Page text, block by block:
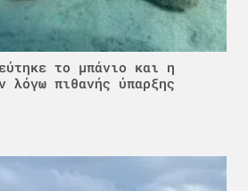
το μπάνιο και η
λόγω πιθανής ύπαρξης